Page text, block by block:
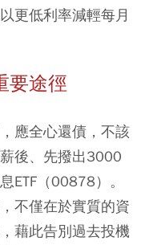
更低利率減輕每月
要途徑
應全心還債，不該
後、先撥出3000
ETF（00878）。
不僅在於實質的資
藉此告別過去投機